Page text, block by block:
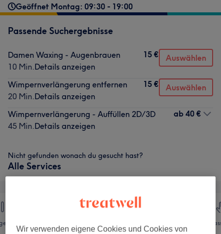
Geöffnet Montag: 09:30 - 19:00
Passende Suchergebnisse
Damen Waxing - Augenbrauen
10 Min.Details anzeigen
15 € Auswählen
Wimpernverlängerung entfernen
20 Min.Details anzeigen
15 € Auswählen
Wimpernverlängerung - Auffüllen 2D/3D
45 Min.Details anzeigen
ab 40 €
Nicht gefunden wonach du gesucht hast?
Alle Services
Wir verwenden eigene Cookies und Cookies von